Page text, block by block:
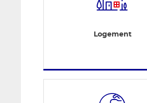
Logement